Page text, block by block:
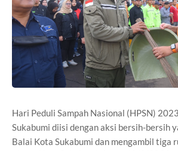
Hari Peduli Sampah Nasional (HPSN)
Sukabumi diisi dengan aksi bersih-bersih
Balai Kota Sukabumi dan mengambil tiga